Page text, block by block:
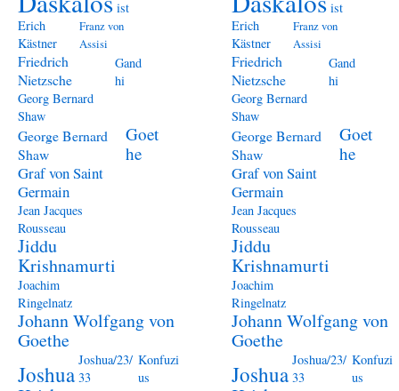
ist
Erich
Kästner
Franz von
Assisi
Friedrich
Nietzsche
Gand
hi
Georg Bernard
Shaw
George Bernard
Shaw
Goet
he
Graf von Saint
Germain
Jean Jacques
Rousseau
Jiddu
Krishnamurti
Joachim
Ringelnatz
Johann Wolfgang von
Goethe
Joshua
Joshua/23/
33
Konfuzi
us
ist
Erich
Kästner
Franz von
Assisi
Friedrich
Nietzsche
Gand
hi
Georg Bernard
Shaw
George Bernard
Shaw
Goet
he
Graf von Saint
Germain
Jean Jacques
Rousseau
Jiddu
Krishnamurti
Joachim
Ringelnatz
Johann Wolfgang von
Goethe
Joshua
Joshua/23/
33
Konfuzi
us